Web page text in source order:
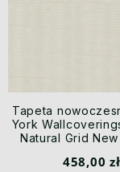
Tapeta
York
Natural Grid
458,00 zł